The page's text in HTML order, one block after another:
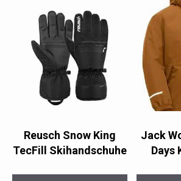
Reusch Snow King
TecFill Skihandschuhe
Jack
Days